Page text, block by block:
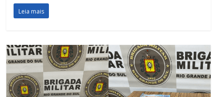
Leia mais